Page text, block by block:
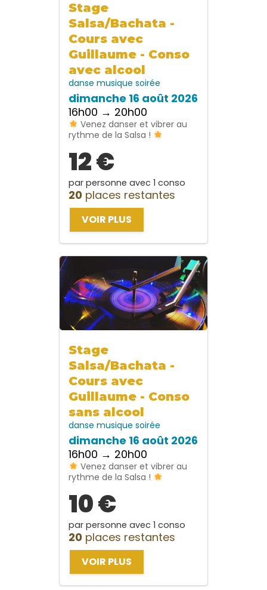
Stage
Salsa/Bachata -
Cours avec
Guillaume - Conso
avec alcool
danse musique soirée
dimanche 16 août 2026
16h00 → 20h00
Venez danser et vibrer au
rythme de la Salsa !
12 €
par personne avec 1 conso
20 places restantes
VOIR PLUS
Stage
Salsa/Bachata -
Cours avec
Guillaume - Conso
sans alcool
danse musique soirée
dimanche 16 août 2026
16h00 → 20h00
Venez danser et vibrer au
rythme de la Salsa !
10 €
par personne avec 1 conso
20 places restantes
VOIR PLUS